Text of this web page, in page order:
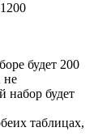
будет 200
не
набор будет
таблицах,